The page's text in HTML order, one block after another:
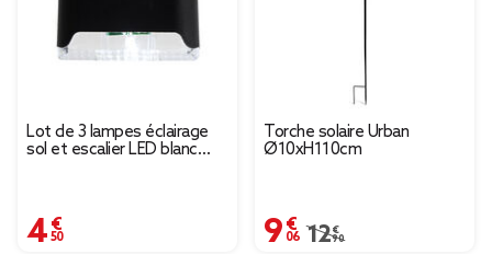
Lot de 3 lampes éclairage
sol et escalier LED blanc
4,50 €
Torche solaire Urban
Ø10xH110cm
9,06 €
Prix remisé de 12,90 €
12,90 €